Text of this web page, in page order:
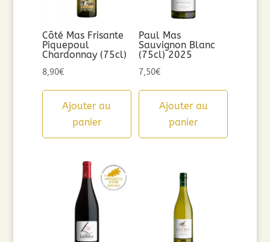
Côté Mas Frisante
Piquepoul
Chardonnay (75cl)
8,90€
Ajouter au
panier
Paul Mas
Sauvignon Blanc
(75cl) 2025
7,50€
Ajouter au
panier